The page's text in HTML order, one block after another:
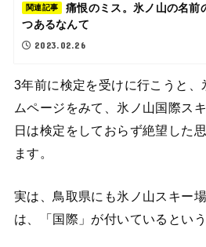
関連記事
痛恨のミス。氷ノ山の名前
つあるなんて
2023.02.26
3年前に検定を受けに行こうと、
ムページをみて、氷ノ山国際ス
日は検定をしておらず絶望した
ます。
実は、鳥取県にも氷ノ山スキー
は、「国際」が付いているとい